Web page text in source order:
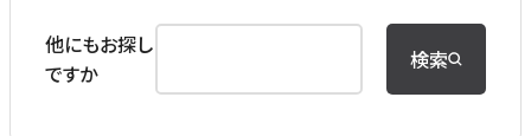
他にもお探し
ですか
検索